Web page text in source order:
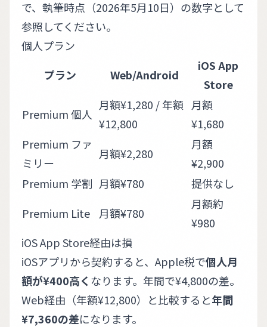
で、執筆時点（2026年5月10日）の数字として
参照してください。
個人プラン
プラン
Web/Android
iOS App
Store
Premium 個人
月額¥1,280 / 年額
¥12,800
月額
¥1,680
Premium ファ
ミリー
月額¥2,280
月額
¥2,900
Premium 学割 月額¥780
提供なし
Premium Lite
月額¥780
月額約
¥980
iOS App Store経由は損
iOSアプリから契約すると、Apple税で個人月
額が¥400高く なります。年間で¥4,800の差。
Web経由（年額¥12,800）と比較すると年間
¥7,360の差になります。